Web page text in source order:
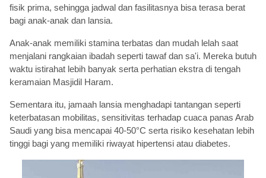
fisik prima, sehingga jadwal dan fasilitasnya bisa terasa berat
bagi anak-anak dan lansia.
Anak-anak memiliki stamina terbatas dan mudah lelah saat
menjalani rangkaian ibadah seperti tawaf dan sa'i. Mereka butuh
waktu istirahat lebih banyak serta perhatian ekstra di tengah
keramaian Masjidil Haram.
Sementara itu, jamaah lansia menghadapi tantangan seperti
keterbatasan mobilitas, sensitivitas terhadap cuaca panas Arab
Saudi yang bisa mencapai 40-50°C serta risiko kesehatan lebih
tinggi bagi yang memiliki riwayat hipertensi atau diabetes.